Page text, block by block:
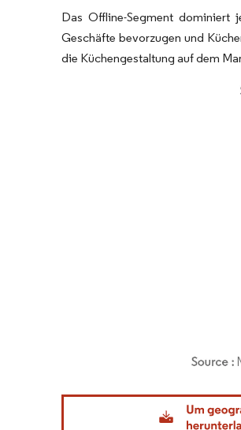
Das Offline-Segment dominiert
Geschäfte bevorzugen und
die Küchengestaltung auf dem
Bild © Mordor Intelligence.